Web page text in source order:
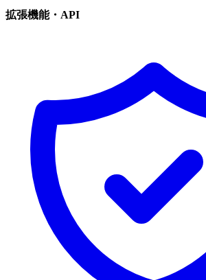
拡張機能・API